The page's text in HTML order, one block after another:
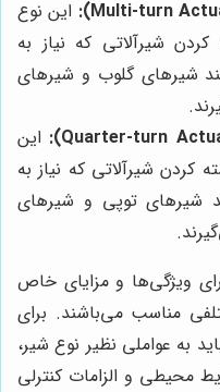
این نوع
شیرآلاتی که نیاز به
شیرهای گلوب و شیرهای
این
کردن شیرآلاتی که نیاز به
مانند شیرهای توپی و شیرهای
ویژگی‌ها و مزایای خاص
مناسب می‌باشند. برای
به عواملی نظیر نوع شیر،
محیطی و الزامات کنترلی